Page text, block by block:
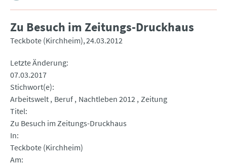
Zu Besuch im Zeitungs-Druckhaus
Teckbote (Kirchheim) 24.03.2012
Letzte Änderung
07.03.2017
Stichwort(e)
Arbeitswelt Beruf Nachtleben 2012 Zeitung
Titel
Zu Besuch im Zeitungs-Druckhaus
In
Teckbote (Kirchheim)
Am